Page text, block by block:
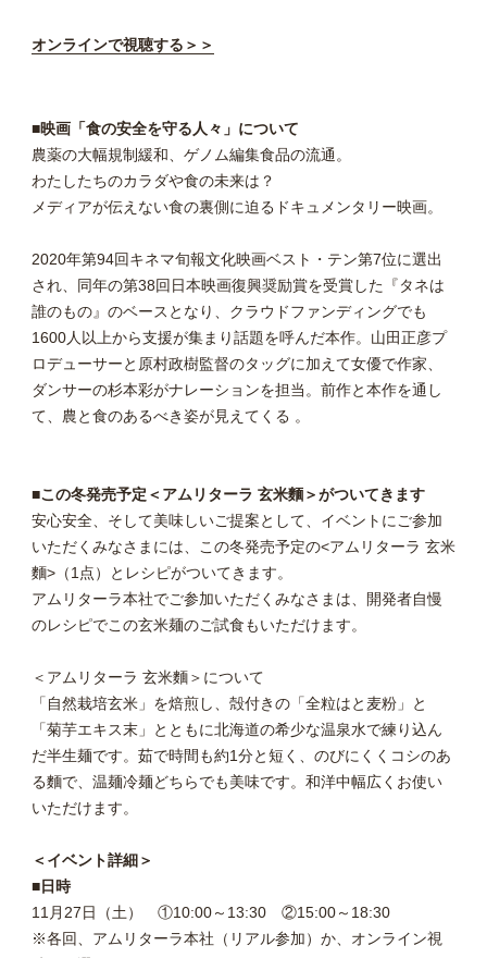
オンラインで視聴する＞＞
■映画「食の安全を守る人々」について
農薬の大幅規制緩和、ゲノム編集食品の流通。
わたしたちのカラダや食の未来は？
メディアが伝えない食の裏側に迫るドキュメンタリー映画。
2020年第94回キネマ旬報文化映画ベスト・テン第7位に選出
され、同年の第38回日本映画復興奨励賞を受賞した『タネは
誰のもの』のベースとなり、クラウドファンディングでも
1600人以上から支援が集まり話題を呼んだ本作。山田正彦プ
ロデューサーと原村政樹監督のタッグに加えて女優で作家、
ダンサーの杉本彩がナレーションを担当。前作と本作を通し
て、農と食のあるべき姿が見えてくる 。
■この冬発売予定＜アムリターラ 玄米麵＞がついてきます
安心安全、そして美味しいご提案として、イベントにご参加
いただくみなさまには、この冬発売予定の<アムリターラ 玄米
麵>（1点）とレシピがついてきます。
アムリターラ本社でご参加いただくみなさまは、開発者自慢
のレシピでこの玄米麺のご試食もいただけます。
＜アムリターラ 玄米麵＞について
「自然栽培玄米」を焙煎し、殻付きの「全粒はと麦粉」と
「菊芋エキス末」とともに北海道の希少な温泉水で練り込ん
だ半生麺です。茹で時間も約1分と短く、のびにくくコシのあ
る麵で、温麺冷麺どちらでも美味です。和洋中幅広くお使い
いただけます。
＜イベント詳細＞
■日時
11月27日（土） ①10:00～13:30 ②15:00～18:30
※各回、アムリターラ本社（リアル参加）か、オンライン視